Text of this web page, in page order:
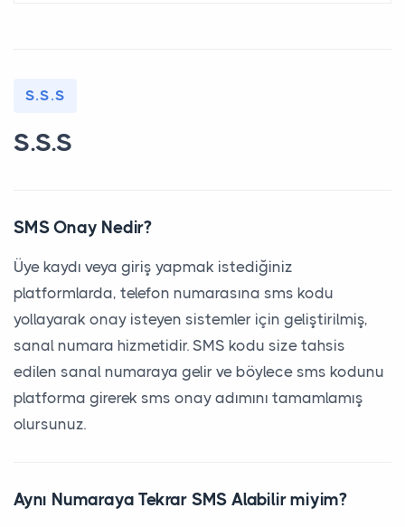
S.S.S
S.S.S
SMS Onay Nedir?
Üye kaydı veya giriş yapmak istediğiniz
platformlarda, telefon numarasına sms kodu
yollayarak onay isteyen sistemler için geliştirilmiş,
sanal numara hizmetidir. SMS kodu size tahsis
edilen sanal numaraya gelir ve böylece sms kodunu
platforma girerek sms onay adımını tamamlamış
olursunuz.
Aynı Numaraya Tekrar SMS Alabilir miyim?